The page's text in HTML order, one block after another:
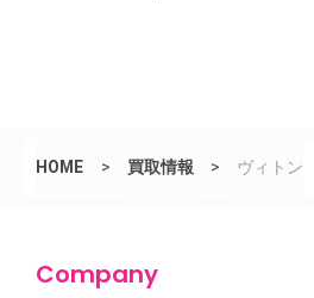
HOME > 買取情報 > ヴィトン
Company